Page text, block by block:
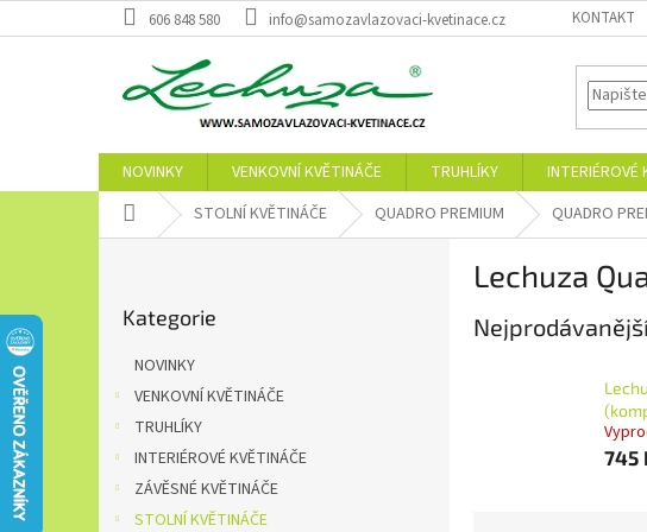
na
606 848 580 info@samozavlazovaci-kvetinace.cz KONTAKT
NOVINKY VENKOVNÍ KVĚTINÁČE TRUHLÍKY INTERIÉROVÉ
Domů STOLNÍ KVĚTINÁČE QUADRO PREMIUM QUADRO
kategorie
Kategorie
NOVINKY
VENKOVNÍ KVĚTINÁČE
TRUHLÍKY
INTERIÉROVÉ KVĚTINÁČE
ZÁVĚSNÉ KVĚTINÁČE
STOLNÍ KVĚTINÁČE
Lechuza
745